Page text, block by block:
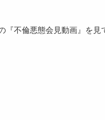
『不倫悪態会見動画』を見